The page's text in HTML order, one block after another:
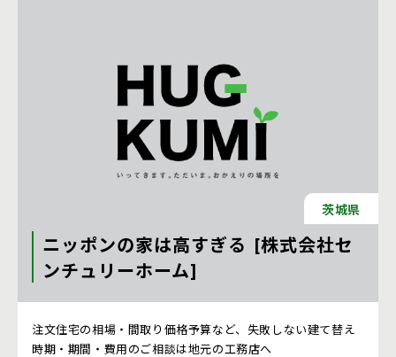
茨城県
ニッポンの家は高すぎる [株式会社セ
ンチュリーホーム]
注文住宅の相場・間取り価格予算など、失敗しない建て替え
時期・期間・費用のご相談は地元の工務店へ